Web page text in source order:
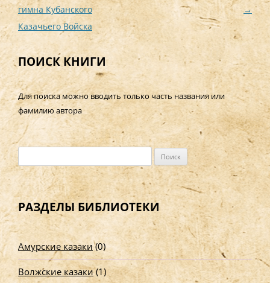
по
записям
гимна Кубанского
Казачьего Войска
→
ПОИСК КНИГИ
Для поиска можно вводить только часть названия или
фамилию автора
а
й
т
и
РАЗДЕЛЫ БИБЛИОТЕКИ
Амурские казаки(0)
Волжские казаки(1)